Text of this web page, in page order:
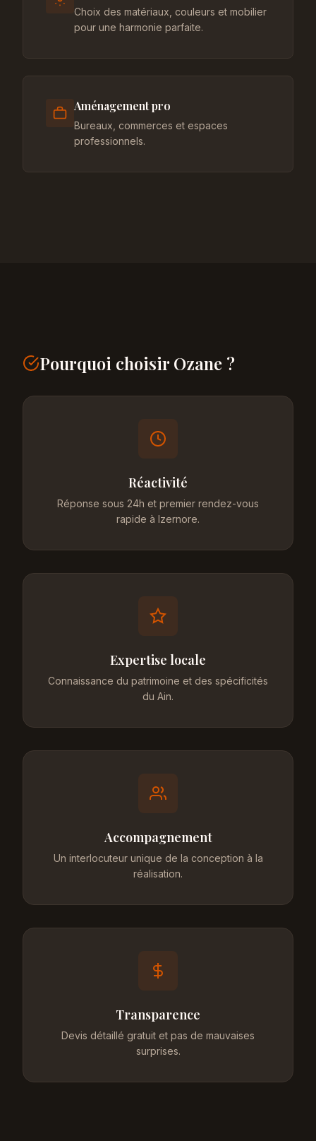
Choix des matériaux, couleurs et mobilier
pour une harmonie parfaite.
Aménagement pro
Bureaux, commerces et espaces
professionnels.
Pourquoi choisir Ozane ?
Réactivité
Réponse sous 24h et premier rendez-vous
rapide à Izernore.
Expertise locale
Connaissance du patrimoine et des spécificités
du Ain.
Accompagnement
Un interlocuteur unique de la conception à la
réalisation.
Transparence
Devis détaillé gratuit et pas de mauvaises
surprises.